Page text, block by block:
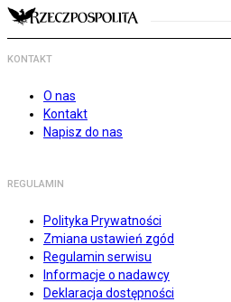
KONTAKT
O nas
Kontakt
Napisz do nas
REGULAMIN
Polityka Prywatności
Zmiana ustawień zgód
Regulamin serwisu
Informacje o nadawcy
Deklaracja dostępności